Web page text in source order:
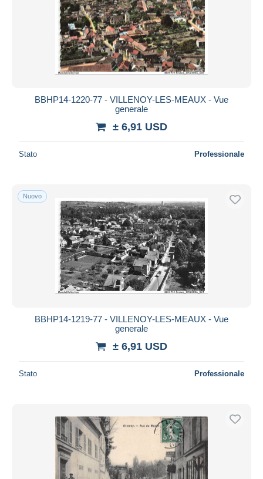
BBHP14-1220-77 - VILLENOY-LES-MEAUX - Vue
generale
± 6,91 USD
Stato Professionale
Nuovo
BBHP14-1219-77 - VILLENOY-LES-MEAUX - Vue
generale
± 6,91 USD
Stato Professionale